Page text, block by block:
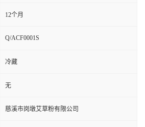
12个月
Q/ACF0001S
冷藏
无
慈溪市岗墩艾草粉有限公司